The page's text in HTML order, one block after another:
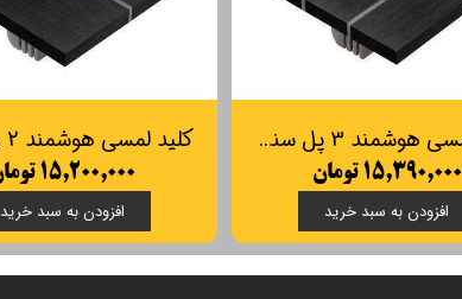
۱۵,۲۰۰,۰۰۰ تومان
افزودن به سبد خرید
کلید لمسی هوشمند 3 پل سنتیدو Sentido
۱۵,۳۹۰,۰۰۰ تومان
افزودن به سبد خرید